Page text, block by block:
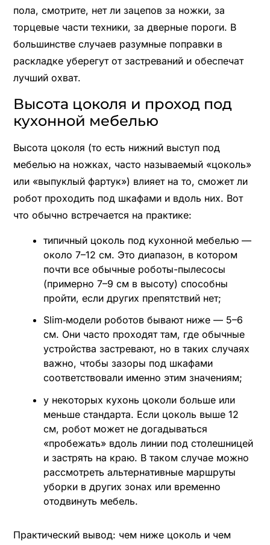
пола, смотрите, нет ли зацепов за ножки, за
торцевые части техники, за дверные пороги. В
большинстве случаев разумные поправки в
раскладке уберегут от застреваний и обеспечат
лучший охват.
Высота цоколя и проход под
кухонной мебелью
Высота цоколя (то есть нижний выступ под
мебелью на ножках, часто называемый «цоколь»
или «выпуклый фартук») влияет на то, сможет ли
робот проходить под шкафами и вдоль них. Вот
что обычно встречается на практике:
типичный цоколь под кухонной мебелью —
около 7–12 см. Это диапазон, в котором
почти все обычные роботы-пылесосы
(примерно 7–9 см в высоту) способны
пройти, если других препятствий нет;
Slim‑модели роботов бывают ниже — 5–6
см. Они часто проходят там, где обычные
устройства застревают, но в таких случаях
важно, чтобы зазоры под шкафами
соответствовали именно этим значениям;
у некоторых кухонь цоколи больше или
меньше стандарта. Если цоколь выше 12
см, робот может не догадываться
«пробежать» вдоль линии под столешницей
и застрять на краю. В таком случае можно
рассмотреть альтернативные маршруты
уборки в других зонах или временно
отодвинуть мебель.
Практический вывод: чем ниже цоколь и чем